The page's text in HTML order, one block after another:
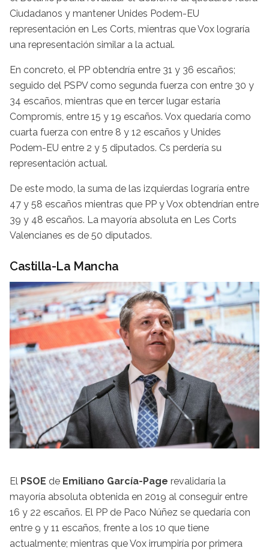
Ciudadanos y mantener Unides Podem-EU
representación en Les Corts, mientras que Vox lograría
una representación similar a la actual.
En concreto, el PP obtendría entre 31 y 36 escaños;
seguido del PSPV como segunda fuerza con entre 30 y
34 escaños, mientras que en tercer lugar estaría
Compromís, entre 15 y 19 escaños. Vox quedaría como
cuarta fuerza con entre 8 y 12 escaños y Unides
Podem-EU entre 2 y 5 diputados. Cs perdería su
representación actual.
De este modo, la suma de las izquierdas lograría entre
47 y 58 escaños mientras que PP y Vox obtendrían entre
39 y 48 escaños. La mayoría absoluta en Les Corts
Valencianes es de 50 diputados.
Castilla-La Mancha
El PSOE de Emiliano García-Page revalidaría la
mayoría absoluta obtenida en 2019 al conseguir entre
16 y 22 escaños. El PP de Paco Núñez se quedaría con
entre 9 y 11 escaños, frente a los 10 que tiene
actualmente; mientras que Vox irrumpiría por primera